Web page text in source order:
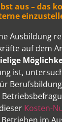
aus – das
Ausbildung
auf dem
ist,
Kosten-